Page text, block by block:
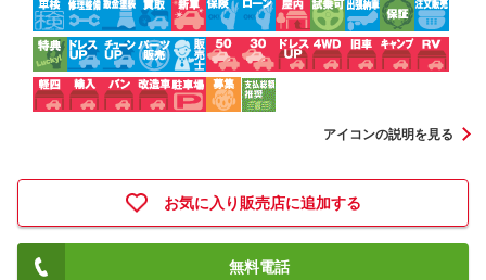
アイコンの説明を見る
お気に入り販売店に追加する
無料電話